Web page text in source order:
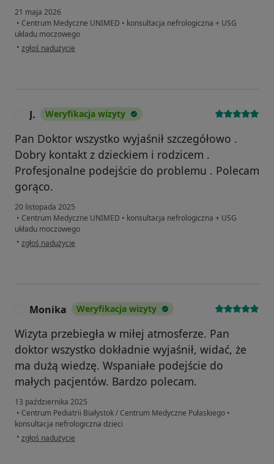
21 maja 2026
• Centrum Medyczne UNIMED • konsultacja nefrologiczna + USG
układu moczowego
• w opinii użytkownika Magdalena
zgłoś nadużycie
J. Weryfikacja wizyty
Pan Doktor wszystko wyjaśnił szczegółowo .
Dobry kontakt z dzieckiem i rodzicem .
Profesjonalne podejście do problemu . Polecam
gorąco.
20 listopada 2025
• Centrum Medyczne UNIMED • konsultacja nefrologiczna + USG
układu moczowego
• w opinii użytkownika J.
zgłoś nadużycie
Monika Weryfikacja wizyty
Wizyta przebiegła w miłej atmosferze. Pan
doktor wszystko dokładnie wyjaśnił, widać, że
ma dużą wiedzę. Wspaniałe podejście do
małych pacjentów. Bardzo polecam.
13 października 2025
• Centrum Pediatrii Białystok / Centrum Medyczne Pułaskiego •
konsultacja nefrologiczna dzieci
• w opinii użytkownika Monika
zgłoś nadużycie